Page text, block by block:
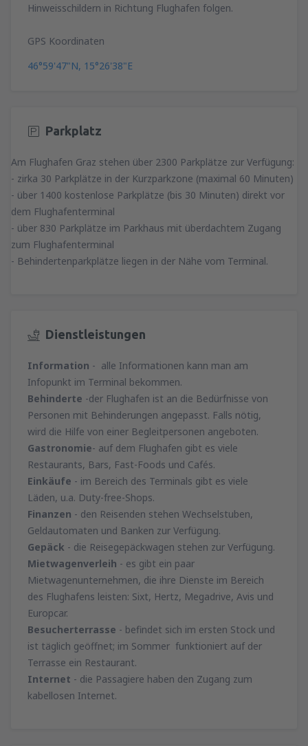
Hinweisschildern in Richtung Flughafen folgen.
GPS Koordinaten
46°59'47"N, 15°26'38"E
Parkplatz
Am Flughafen Graz stehen über 2300 Parkplätze zur Verfügung:
- zirka 30 Parkplätze in der Kurzparkzone (maximal 60 Minuten)
- über 1400 kostenlose Parkplätze (bis 30 Minuten) direkt vor
dem Flughafenterminal
- über 830 Parkplätze im Parkhaus mit überdachtem Zugang
zum Flughafenterminal
- Behindertenparkplätze liegen in der Nähe vom Terminal.
Dienstleistungen
Information - alle Informationen kann man am
Infopunkt im Terminal bekommen.
Behinderte -der Flughafen ist an die Bedürfnisse von
Personen mit Behinderungen angepasst. Falls nötig,
wird die Hilfe von einer Begleitpersonen angeboten.
Gastronomie- auf dem Flughafen gibt es viele
Restaurants, Bars, Fast-Foods und Cafés.
Einkäufe - im Bereich des Terminals gibt es viele
Läden, u.a. Duty-free-Shops.
Finanzen - den Reisenden stehen Wechselstuben,
Geldautomaten und Banken zur Verfügung.
Gepäck - die Reisegepäckwagen stehen zur Verfügung.
Mietwagenverleih - es gibt ein paar
Mietwagenunternehmen, die ihre Dienste im Bereich
des Flughafens leisten: Sixt, Hertz, Megadrive, Avis und
Europcar.
Besucherterrasse - befindet sich im ersten Stock und
ist täglich geöffnet; im Sommer funktioniert auf der
Terrasse ein Restaurant.
Internet - die Passagiere haben den Zugang zum
kabellosen Internet.